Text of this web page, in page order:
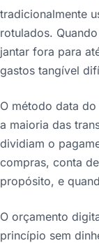
tradicionalmente
rotulados.
jantar fora para
gastos tangível
O método data
a maioria das
dividiam o
compras, conta
propósito, e
O orçamento
princípio sem